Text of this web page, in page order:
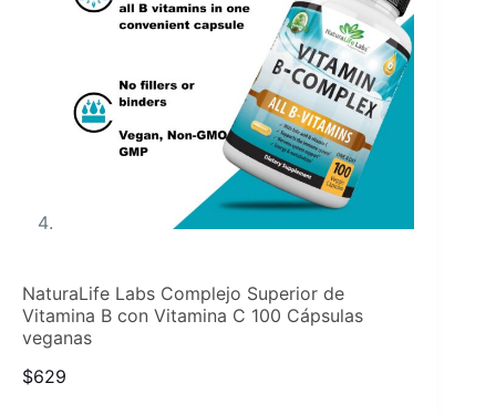
NaturaLife Labs Complejo Superior de
Vitamina B con Vitamina C 100 Cápsulas
veganas
$629